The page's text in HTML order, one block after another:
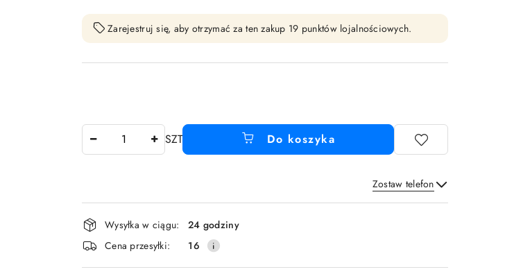
Zarejestruj się, aby otrzymać za ten zakup 19 punktów lojalnościowych.
SZT Do koszyka
Zostaw telefon
Wyślij
Dostępność
i
dostawa
Wysyłka w ciągu:
24 godziny
Cena przesyłki:
16